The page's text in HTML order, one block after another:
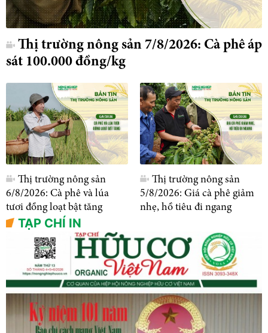
Thị trường nông sản 7/8/2026: Cà phê áp
sát 100.000 đồng/kg
Thị trường nông sản
6/8/2026: Cà phê và lúa
tươi đồng loạt bật tăng
Thị trường nông sản
5/8/2026: Giá cà phê giảm
nhẹ, hồ tiêu đi ngang
TẠP CHÍ IN